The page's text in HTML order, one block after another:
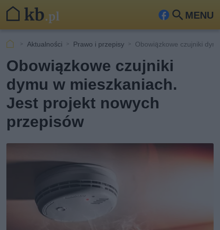
MENU
Fa
ook
Szu
Aktualności Prawo i przepisy Obowiązkowe czujniki
Obowiązkowe czujniki
dymu w mieszkaniach.
Jest projekt nowych
przepisów